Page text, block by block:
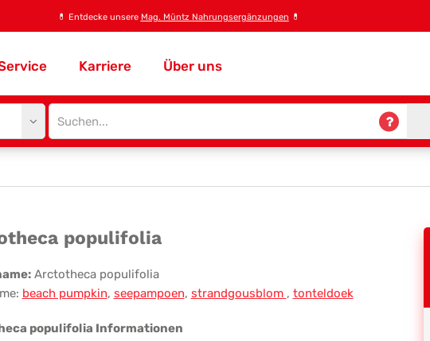
💊 Entdecke unsere Mag. Müntz Nahrungsergänzungen 💊
Karriere Über uns
Site
search
populifolia
Arctotheca populifolia
beach pumpkin, seepampoen, strandgousblom , tonteldoek
populifolia Informationen